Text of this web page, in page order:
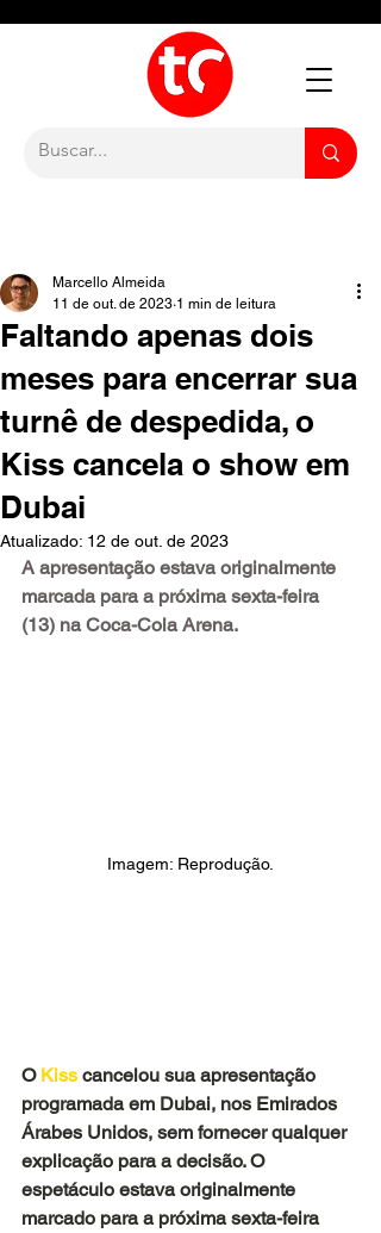
Faltando apenas dois
meses para encerrar sua
turnê de despedida, o
Kiss cancela o show em
Dubai
Marcello Almeida
11 de out. de 2023 1 min de leitura
Atualizado: 12 de out. de 2023
A apresentação estava originalmente
marcada para a próxima sexta-feira
(13) na Coca-Cola Arena.
Imagem: Reprodução.
O Kiss cancelou sua apresentação
programada em Dubai, nos Emirados
Árabes Unidos, sem fornecer qualquer
explicação para a decisão. O
espetáculo estava originalmente
marcado para a próxima sexta-feira